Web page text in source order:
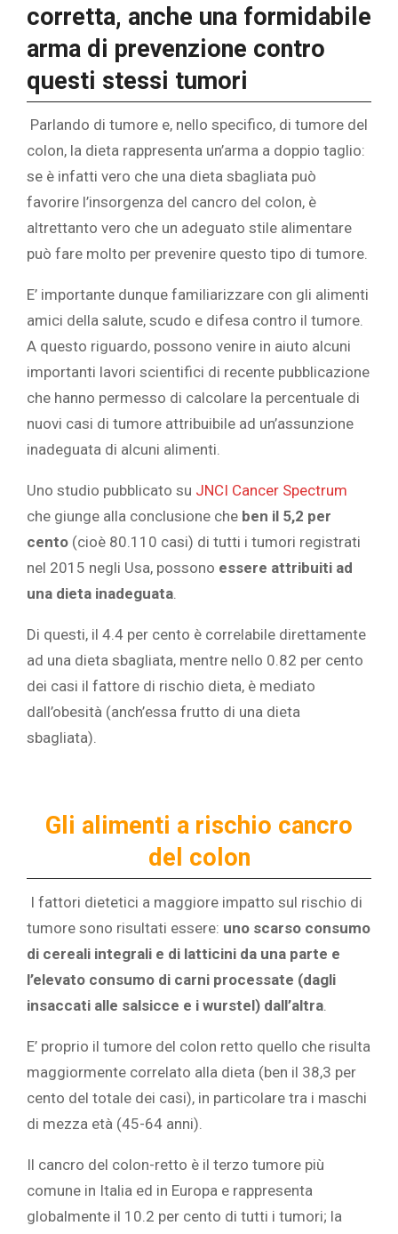
corretta, anche una formidabile
arma di prevenzione contro
questi stessi tumori
Parlando di tumore e, nello specifico, di tumore del
colon, la dieta rappresenta un’arma a doppio taglio:
se è infatti vero che una dieta sbagliata può
favorire l’insorgenza del cancro del colon, è
altrettanto vero che un adeguato stile alimentare
può fare molto per prevenire questo tipo di tumore.
E’ importante dunque familiarizzare con gli alimenti
amici della salute, scudo e difesa contro il tumore.
A questo riguardo, possono venire in aiuto alcuni
importanti lavori scientifici di recente pubblicazione
che hanno permesso di calcolare la percentuale di
nuovi casi di tumore attribuibile ad un’assunzione
inadeguata di alcuni alimenti.
Uno studio pubblicato su JNCI Cancer Spectrum
che giunge alla conclusione che ben il 5,2 per
cento (cioè 80.110 casi) di tutti i tumori registrati
nel 2015 negli Usa, possono essere attribuiti ad
una dieta inadeguata.
Di questi, il 4.4 per cento è correlabile direttamente
ad una dieta sbagliata, mentre nello 0.82 per cento
dei casi il fattore di rischio dieta, è mediato
dall’obesità (anch’essa frutto di una dieta
sbagliata).
Gli alimenti a rischio cancro
del colon
I fattori dietetici a maggiore impatto sul rischio di
tumore sono risultati essere: uno scarso consumo
di cereali integrali e di latticini da una parte e
l’elevato consumo di carni processate (dagli
insaccati alle salsicce e i wurstel) dall’altra
E’ proprio il tumore del colon retto quello che risulta
maggiormente correlato alla dieta (ben il 38,3 per
cento del totale dei casi), in particolare tra i maschi
di mezza età (45-64 anni).
Il cancro del colon-retto è il terzo tumore più
comune in Italia ed in Europa e rappresenta
globalmente il 10.2 per cento di tutti i tumori; la